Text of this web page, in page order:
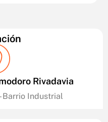
Rivadavia
Barrio Industrial